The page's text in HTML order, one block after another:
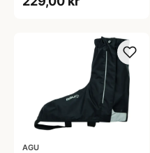
AGU